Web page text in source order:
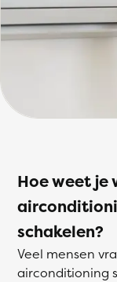
Hoe weet je
schakelen?
Veel mensen
airconditioning